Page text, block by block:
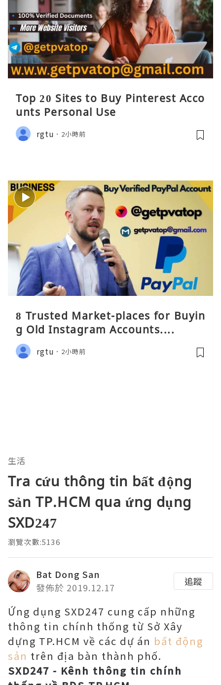
Top 20 Sites to Buy Pinterest Acco
unts Personal Use
rgtu 2小時前
8 Trusted Market-places for Buyin
g Old Instagram Accounts....
rgtu 2小時前
生活
Tra cứu thông tin bất động
sản TP.HCM qua ứng dụng
SXD247
瀏覽次數:5136
Bat Dong San
發佈於 2019.12.17
追蹤
Ứng dụng SXD247 cung cấp những
thông tin chính thống từ Sở Xây
dựng TP.HCM về các dự án bất động
sản trên địa bàn thành phố.
SXD247 - Kênh thông tin chính